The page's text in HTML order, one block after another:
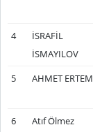
4
İSRAFİL
İSMAYILOV
5 AHMET ERTEM
6 Atıf Ölmez